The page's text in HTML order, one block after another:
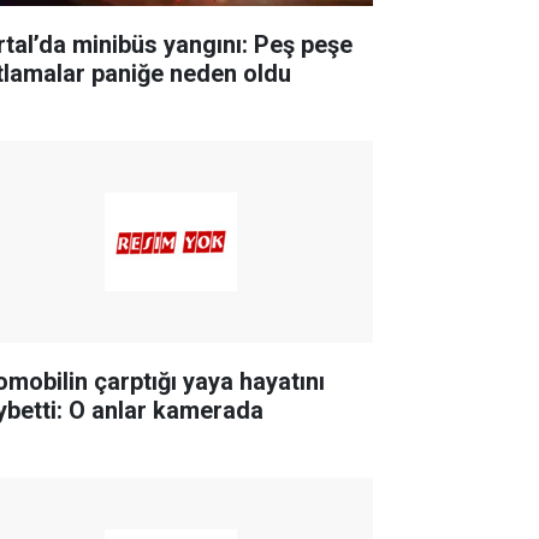
minibüs yangını: Peş peşe
paniğe neden oldu
çarptığı yaya hayatını
O anlar kamerada